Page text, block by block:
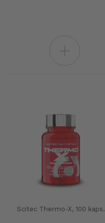
Scitec Thermo-X, 100 kaps.